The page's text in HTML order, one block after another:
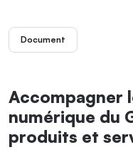
Document
Accompagner
numérique du
produits et